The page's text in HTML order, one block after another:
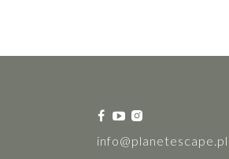
info@planetescape.pl